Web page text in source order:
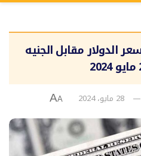
الدولار مقابل الجنيه
28 مايو، 2024 A
A